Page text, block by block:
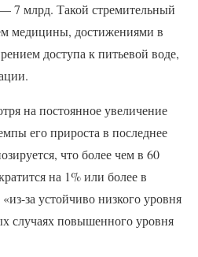
7 млрд. Такой стремительный
медицины, достижениями в
доступа к питьевой воде,
на постоянное увеличение
его прироста в последнее
что более чем в 60
на 1% или более в
за устойчиво низкого уровня
случаях повышенного уровня